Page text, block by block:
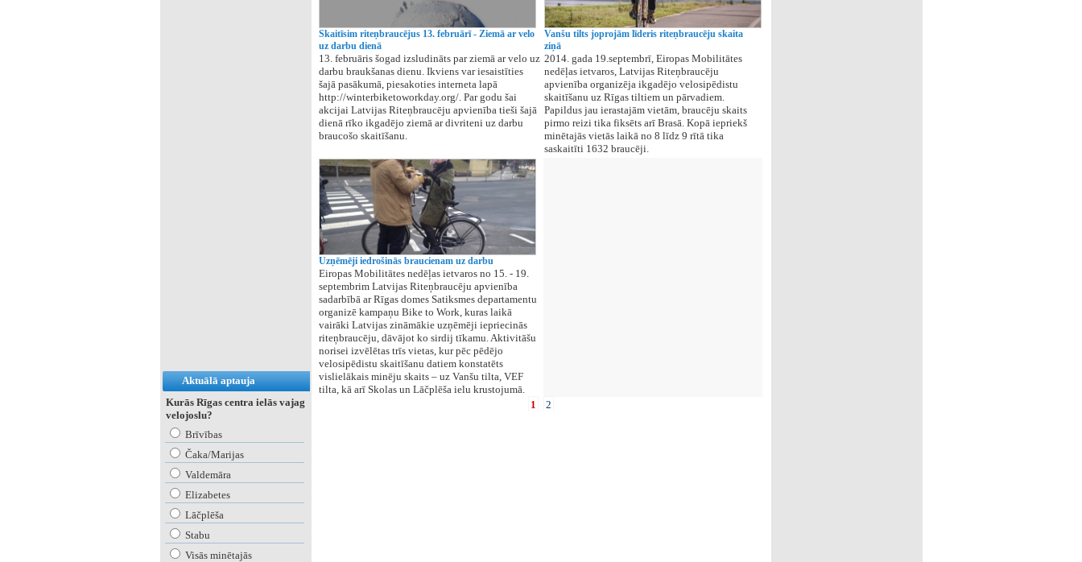
Aktuālā aptauja
Kurās Rīgas centra ielās vajag
velojoslu?
Brīvības
Čaka/Marijas
Valdemāra
Elizabetes
Lāčplēša
Stabu
Visās minētajās
Skaitīsim riteņbraucējus 13. februārī - Ziemā ar velo
uz darbu dienā
13. februāris šogad izsludināts par ziemā ar velo uz
darbu braukšanas dienu. Ikviens var iesaistīties
šajā pasākumā, piesakoties interneta lapā
http://winterbiketoworkday.org/. Par godu šai
akcijai Latvijas Riteņbraucēju apvienība tieši šajā
dienā rīko ikgadējo ziemā ar divriteni uz darbu
braucošo skaitīšanu.
Vanšu tilts joprojām līderis riteņbraucēju skaita
ziņā
2014. gada 19.septembrī, Eiropas Mobilitātes
nedēļas ietvaros, Latvijas Riteņbraucēju
apvienība organizēja ikgadējo velosipēdistu
skaitīšanu uz Rīgas tiltiem un pārvadiem.
Papildus jau ierastajām vietām, braucēju skaits
pirmo reizi tika fiksēts arī Brasā. Kopā iepriekš
minētajās vietās laikā no 8 līdz 9 rītā tika
saskaitīti 1632 braucēji.
Uzņēmēji iedrošinās braucienam uz darbu
Eiropas Mobilitātes nedēļas ietvaros no 15. - 19.
septembrim Latvijas Riteņbraucēju apvienība
sadarbībā ar Rīgas domes Satiksmes departamentu
organizē kampaņu Bike to Work, kuras laikā
vairāki Latvijas zināmākie uzņēmēji iepriecinās
riteņbraucēju, dāvājot ko sirdij tīkamu. Aktivitāšu
norisei izvēlētas trīs vietas, kur pēc pēdējo
velosipēdistu skaitīšanu datiem konstatēts
vislielākais minēju skaits – uz Vanšu tilta, VEF
tilta, kā arī Skolas un Lāčplēša ielu krustojumā.
1
2